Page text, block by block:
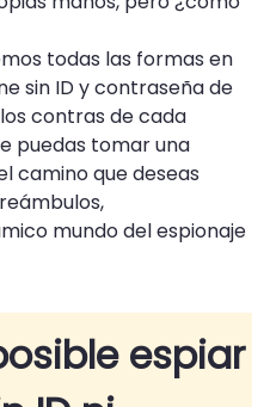
todas las formas en
sin ID y contraseña de
contras de cada
puedas tomar una
camino que deseas
mundo del espionaje
espiar